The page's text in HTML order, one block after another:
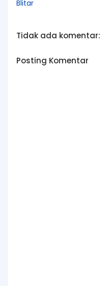
Blitar
Tidak ada komentar:
Posting Komentar